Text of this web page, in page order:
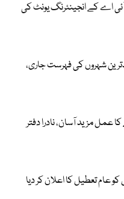
اے کے انجینئرنگ یونٹ کی
شہروں کی فہرست جاری،
عمل مزید آسان، نادرا دفتر